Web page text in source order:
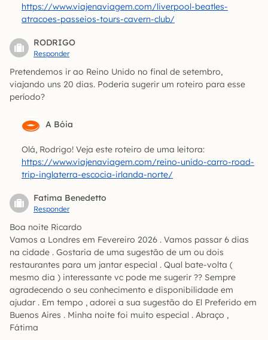
https://www.viajenaviagem.com/liverpool-beatles-
atracoes-passeios-tours-cavern-club/
RODRIGO
Responder
Pretendemos ir ao Reino Unido no final de setembro,
viajando uns 20 dias. Poderia sugerir um roteiro para esse
período?
A Bóia
Olá, Rodrigo! Veja este roteiro de uma leitora:
https://www.viajenaviagem.com/reino-unido-carro-road-
trip-inglaterra-escocia-irlanda-norte/
Fatima Benedetto
Responder
Boa noite Ricardo
Vamos a Londres em Fevereiro 2026 . Vamos passar 6 dias
na cidade . Gostaria de uma sugestão de um ou dois
restaurantes para um jantar especial . Qual bate-volta (
mesmo dia ) interessante vc pode me sugerir ?? Sempre
agradecendo o seu conhecimento e disponibilidade em
ajudar . Em tempo , adorei a sua sugestão do El Preferido em
Buenos Aires . Minha noite foi muito especial . Abraço ,
Fátima